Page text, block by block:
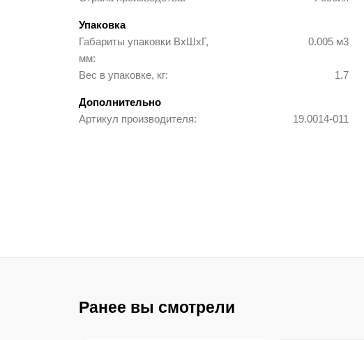
Заборы и ограждения
Мебель для зон ожидания
Школьная мебель
Мебель для детского сада
Упаковка
Габариты упаковки ВхШхГ,
мм
0.005 м3
Вес в упаковке, кг 1.7
Дополнительно
Артикул производителя
19.0014-011
Ранее вы смотрели